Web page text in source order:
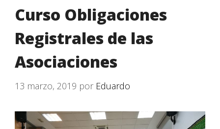
Curso Obligaciones
Registrales de las
Asociaciones
13 marzo, 2019 por Eduardo